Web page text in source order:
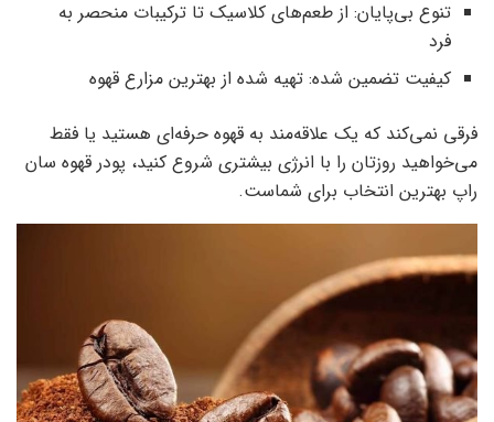
تنوع بی‌پایان: از طعم‌های کلاسیک تا ترکیبات منحصر به
فرد
کیفیت تضمین شده: تهیه شده از بهترین مزارع قهوه
فرقی نمی‌کند که یک علاقه‌مند به قهوه حرفه‌ای هستید یا فقط
می‌خواهید روزتان را با انرژی بیشتری شروع کنید، پودر قهوه سان
راپ بهترین انتخاب برای شماست.